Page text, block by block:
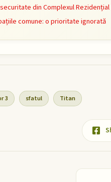
din Complexul
comune: o prioritate ignorată
3 sfatul Titan